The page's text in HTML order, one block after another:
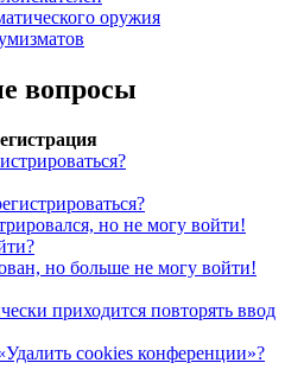
вопросы
но не могу войти!
но больше не могу войти!
приходится повторять ввод
cookies конференции»?